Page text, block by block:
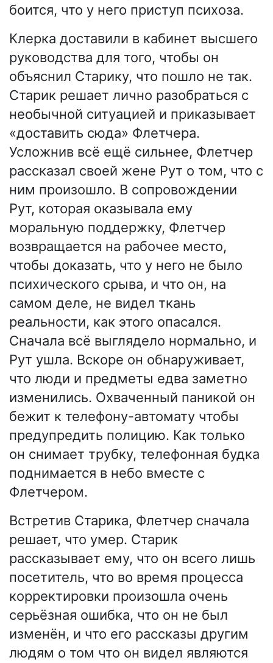
боится, что у него приступ психоза.
Клерка доставили в кабинет высшего
руководства для того, чтобы он
объяснил Старику, что пошло не так.
Старик решает лично разобраться с
необычной ситуацией и приказывает
«доставить сюда» Флетчера.
Усложнив всё ещё сильнее, Флетчер
рассказал своей жене Рут о том, что с
ним произошло. В сопровождении
Рут, которая оказывала ему
моральную поддержку, Флетчер
возвращается на рабочее место,
чтобы доказать, что у него не было
психического срыва, и что он, на
самом деле, не видел ткань
реальности, как этого опасался.
Сначала всё выглядело нормально, и
Рут ушла. Вскоре он обнаруживает,
что люди и предметы едва заметно
изменились. Охваченный паникой он
бежит к телефону-автомату чтобы
предупредить полицию. Как только
он снимает трубку, телефонная будка
поднимается в небо вместе с
Флетчером.
Встретив Старика, Флетчер сначала
решает, что умер. Старик
рассказывает ему, что он всего лишь
посетитель, что во время процесса
корректировки произошла очень
серьёзная ошибка, что он не был
изменён, и что его рассказы другим
людям о том что он видел являются